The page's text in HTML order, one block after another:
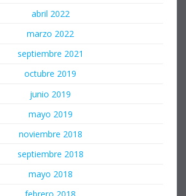
abril 2022
marzo 2022
septiembre 2021
octubre 2019
junio 2019
mayo 2019
noviembre 2018
septiembre 2018
mayo 2018